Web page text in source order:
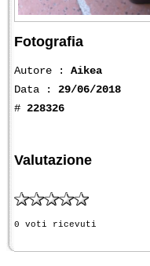
Fotografia
Autore : Aikea
Data : 29/06/2018
# 228326
Valutazione
0 voti ricevuti